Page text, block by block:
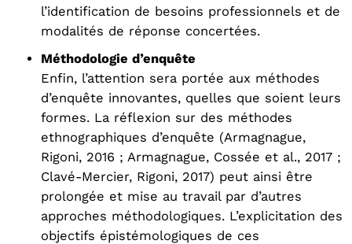
l’identification de besoins professionnels et de
modalités de réponse concertées.
Méthodologie d’enquête
Enfin, l’attention sera portée aux méthodes
d’enquête innovantes, quelles que soient leurs
formes. La réflexion sur des méthodes
ethnographiques d’enquête (Armagnague,
Rigoni, 2016 ; Armagnague, Cossée et al., 2017 ;
Clavé-Mercier, Rigoni, 2017) peut ainsi être
prolongée et mise au travail par d’autres
approches méthodologiques. L’explicitation des
objectifs épistémologiques de ces